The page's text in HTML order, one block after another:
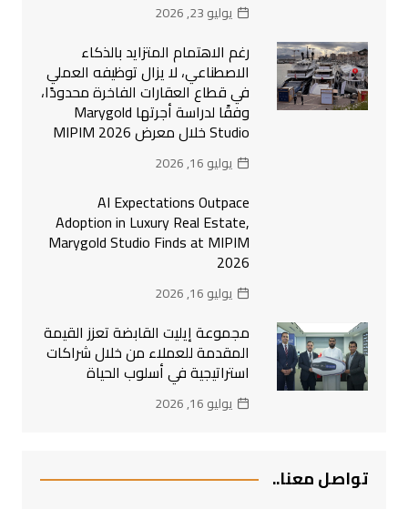
يوليو 23, 2026
رغم الاهتمام المتزايد بالذكاء
الاصطناعي، لا يزال توظيفه العملي
في قطاع العقارات الفاخرة محدودًا،
وفقًا لدراسة أجرتها Marygold
Studio خلال معرض MIPIM 2026
يوليو 16, 2026
AI Expectations Outpace
Adoption in Luxury Real Estate,
Marygold Studio Finds at MIPIM
2026
يوليو 16, 2026
مجموعة إيليت القابضة تعزز القيمة
المقدمة للعملاء من خلال شراكات
استراتيجية في أسلوب الحياة
يوليو 16, 2026
تواصل معنا..